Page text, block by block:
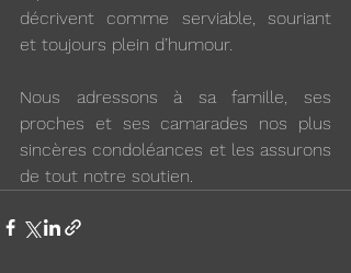
décrivent comme serviable, souriant
et toujours plein d’humour.
Nous adressons à sa famille, ses
proches et ses camarades nos plus
sincères condoléances et les assurons
de tout notre soutien.